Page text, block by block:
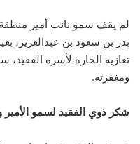
لم يقف سمو نائب أمير
بدر بن سعود بن عبدالعزيز،
تعازيه الحارة لأسرة الفقيد،
ومغفرته.
شكر ذوي الفقيد لسمو الأمير